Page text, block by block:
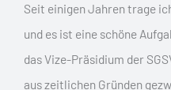
Seit einigen Jahren trage
und es ist eine schöne
das Vize-Präsidium der
aus zeitlichen Gründen